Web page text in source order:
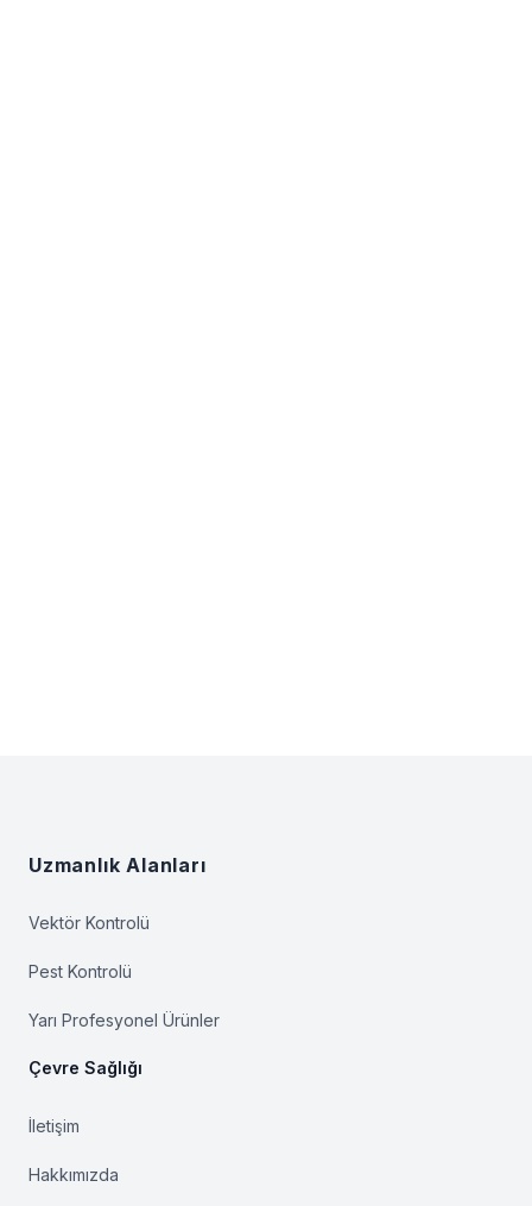
Uzmanlık Alanları
Vektör Kontrolü
Pest Kontrolü
Yarı Profesyonel Ürünler
Çevre Sağlığı
İletişim
Hakkımızda